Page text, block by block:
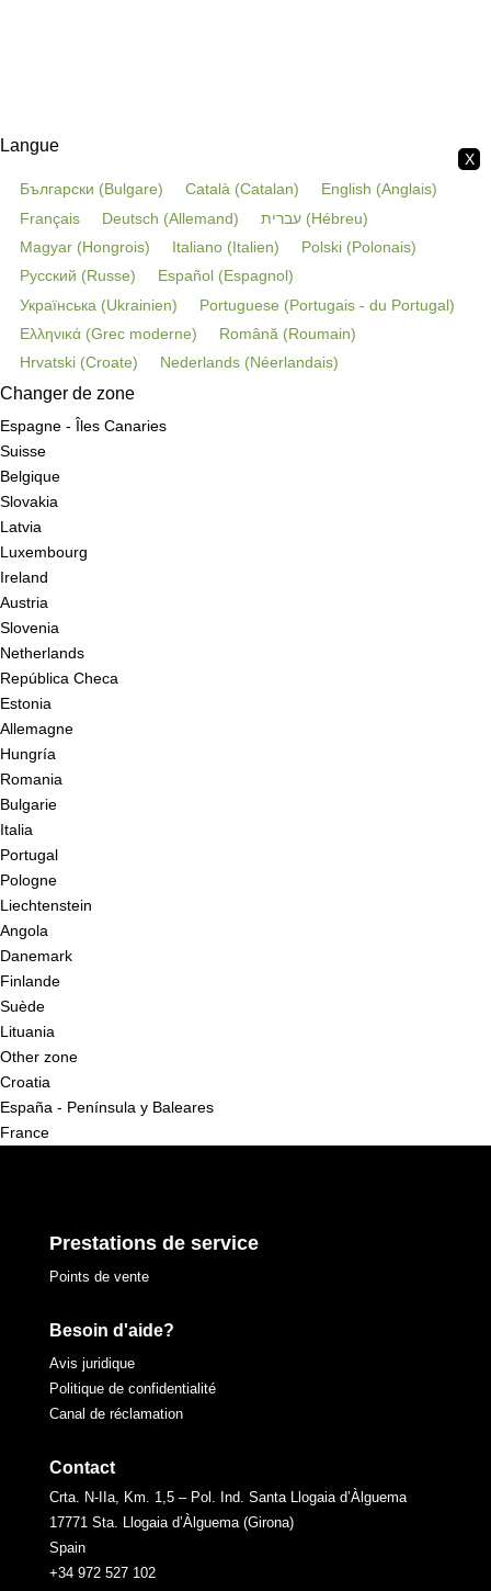
X
Langue
Български (Bulgare) Català (Catalan) English (Anglais)
Français
Deutsch (Allemand) עברית (Hébreu)
Magyar (Hongrois) Italiano (Italien) Polski (Polonais)
Русский (Russe) Español (Espagnol)
Українська (Ukrainien) Portuguese (Portugais - du Portugal)
Ελληνικά (Grec moderne) Română (Roumain)
Hrvatski (Croate) Nederlands (Néerlandais)
Changer de zone
Espagne - Îles Canaries
Suisse
Belgique
Slovakia
Latvia
Luxembourg
Ireland
Austria
Slovenia
Netherlands
República Checa
Estonia
Allemagne
Hungría
Romania
Bulgarie
Italia
Portugal
Pologne
Liechtenstein
Angola
Danemark
Finlande
Suède
Lituania
Other zone
Croatia
España - Península y Baleares
France
Prestations de service
Points de vente
Besoin d'aide?
Avis juridique
Politique de confidentialité
Canal de réclamation
Contact
Crta. N-IIa, Km. 1,5 – Pol. Ind. Santa Llogaia d’Àlguema
17771 Sta. Llogaia d’Àlguema (Girona)
Spain
+34 972 527 102